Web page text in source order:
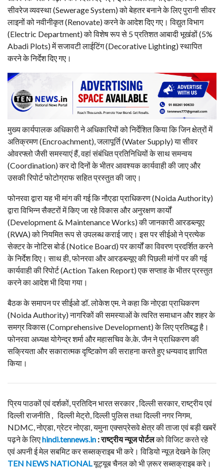
सीवरेज व्यवस्था (Sewerage System) को बेहतर बनाने के लिए पुरानी सीवर
लाइनों को नवीनीकृत (Renovate) करने के आदेश दिए गए। विद्युत विभाग
(Electric Department) को विशेष रूप से 5 प्रतिशत आबादी भूखंडों (5%
Abadi Plots) में सजावटी लाईटिंग (Decorative Lighting) स्थापित
करने के निर्देश दिए गए।
मुख्य कार्यपालक अधिकारी ने अधिकारियों को निर्देशित किया कि जिन क्षेत्रों में
अतिक्रमण (Encroachment), जलापूर्ति (Water Supply) या सीवर
ओवरफ्लो जैसी समस्याएं हैं, वहां संबंधित प्रतिनिधियों के साथ समन्वय
(Coordination) कर दो दिनों के भीतर आवश्यक कार्यवाही की जाए और
उसकी रिपोर्ट फोटोग्राफ सहित प्रस्तुत की जाए।
फोनरवा द्वारा यह भी मांग की गई कि नौएडा प्राधिकरण (Noida Authority)
द्वारा विभिन्न सैक्टरों में किए जा रहे विकास और अनुरक्षण कार्यों
(Development & Maintenance Works) की जानकारी आरडब्ल्यूए
(RWA) को नियमित रूप से उपलब्ध कराई जाए। इस पर सीईओ ने प्रत्येक
सेक्टर के नोटिस बोर्ड (Notice Board) पर कार्यों का विवरण प्रदर्शित करने
के निर्देश दिए। साथ ही, फोनरवा और आरडब्ल्यूए की पिछली मांगों पर की गई
कार्यवाही की रिपोर्ट (Action Taken Report) एक सप्ताह के भीतर प्रस्तुत
करने का आदेश भी दिया गया।
बैठक के समापन पर सीईओ डॉ. लोकेश एम. ने कहा कि नोएडा प्राधिकरण
(Noida Authority) नागरिकों की समस्याओं के त्वरित समाधान और शहर के
समग्र विकास (Comprehensive Development) के लिए प्रतिबद्ध है।
फोनरवा अध्यक्ष योगेन्द्र शर्मा और महासचिव के.के. जैन ने प्राधिकरण की
सक्रियता और सकारात्मक दृष्टिकोण की सराहना करते हुए धन्यवाद ज्ञापित
किया।
प्रिय पाठकों एवं दर्शकों, प्रतिदिन भारत सरकार , दिल्ली सरकार, राष्ट्रीय एवं
दिल्ली राजनीति , दिल्ली मेट्रो, दिल्ली पुलिस तथा दिल्ली नगर निगम,
NDMC, नोएडा, ग्रेटर नोएडा, यमुना एक्सप्रेसवे क्षेत्र की ताजा एवं बड़ी खबरें
पढ़ने के लिएhindi.tennews.in : राष्ट्रीय न्यूज पोर्टलको विजिट करते रहे
एवं अपनी ई मेल सबमिट कर सब्सक्राइब भी करे। विडियो न्यूज़ देखने के लिए
TEN NEWS NATIONALयूट्यूब चैनल को भी ज़रूर सब्सक्राइब करे।